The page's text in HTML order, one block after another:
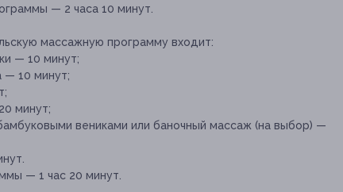
— 2 часа 10 минут.
массажную программу входит:
— 10 минут;
— 10 минут;
минут;
вениками или баночный массаж (на выбор) —
— 1 час 20 минут.